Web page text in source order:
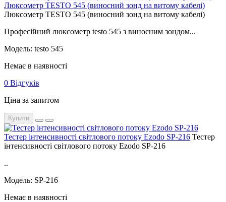
Люксометр TESTO 545 (виносний зонд на витому кабелі)
Люксометр TESTO 545 (виносний зонд на витому кабелі)
Професійний люксометр testo 545 з виносним зондом...
Модель: testo 545
Немає в наявності
0 Відгуків
Ціна за запитом
Купити
Тестер інтенсивності світлового потоку Ezodo SP-216 Тестер
інтенсивності світлового потоку Ezodo SP-216
..
Модель: SP-216
Немає в наявності